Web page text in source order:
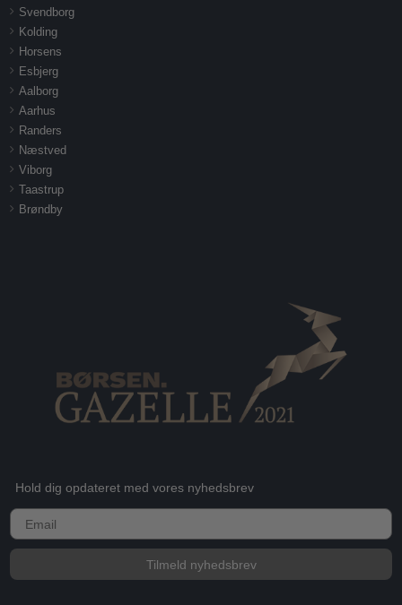
Svendborg
Kolding
Horsens
Esbjerg
Aalborg
Aarhus
Randers
Næstved
Viborg
Taastrup
Brøndby
Hold dig opdateret med vores nyhedsbrev
E-mail
Tilmeld nyhedsbrev